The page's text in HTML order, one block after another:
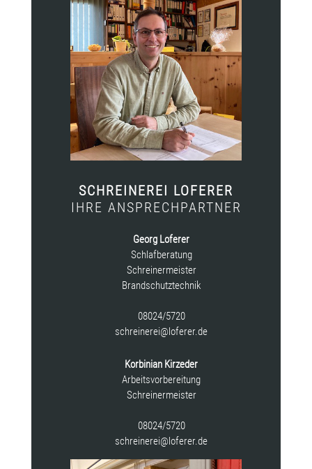
SCHREINEREI LOFERER
IHRE ANSPRECHPARTNER
Georg Loferer
Schlafberatung
Schreinermeister
Brandschutztechnik
08024/5720
schreinerei@loferer.de
Korbinian Kirzeder
Arbeitsvorbereitung
Schreinermeister
08024/5720
schreinerei@loferer.de